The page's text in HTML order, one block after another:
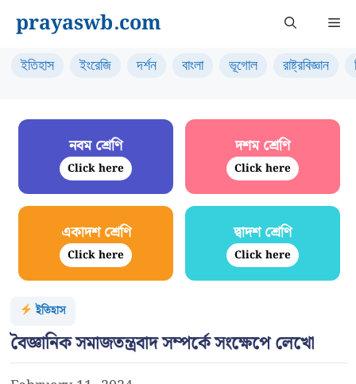
content
prayaswb.com
ইতিহাস ইংরেজি দর্শন বাংলা ভূগোল রাষ্ট্রবিজ্ঞান
নবম শ্রেণি
Click here
দশম শ্রেণি
Click here
একাদশ শ্রেণি
Click here
দ্বাদশ শ্রেণি
Click here
ইতিহাস
বৈজ্ঞানিক সমাজতন্ত্রবাদ সম্পর্কে সংক্ষেপে লেখো